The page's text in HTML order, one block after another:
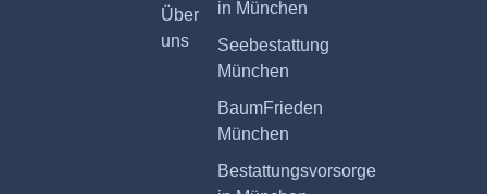
Über
uns
in München
Seebestattung
München
BaumFrieden
München
Bestattungsvorsorge